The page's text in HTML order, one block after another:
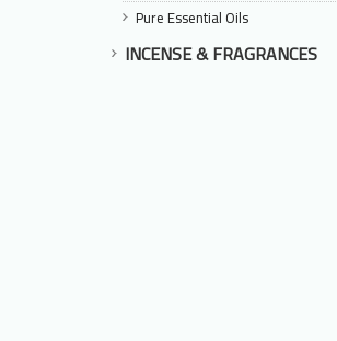
Pure Essential Oils
INCENSE & FRAGRANCES